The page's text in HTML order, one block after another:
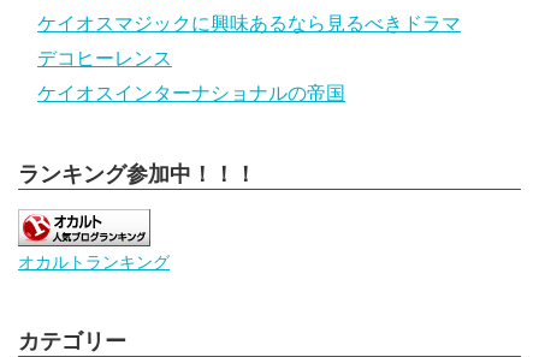
ケイオスマジックに興味あるなら見るべきドラマ
デコヒーレンス
ケイオスインターナショナルの帝国
ランキング参加中！！！
オカルトランキング
カテゴリー